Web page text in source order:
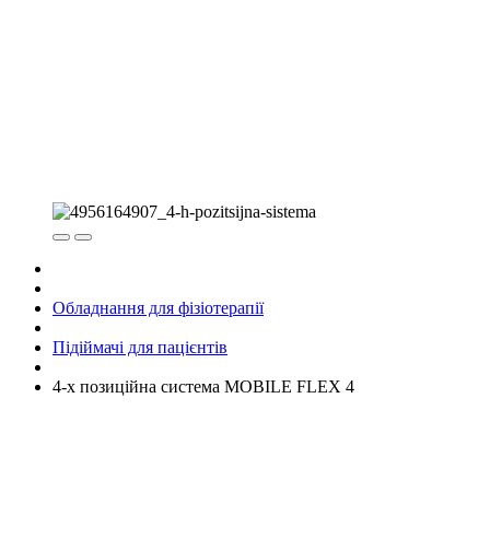
Обладнання для фізіотерапії
Підіймачі для пацієнтів
4-х позиційна система MOBILE FLEX 4